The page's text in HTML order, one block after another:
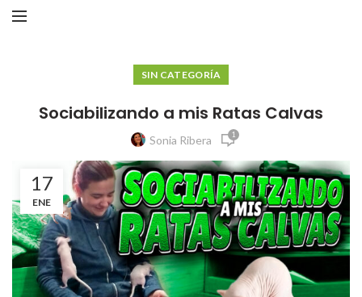
SIN CATEGORÍA
Sociabilizando a mis Ratas Calvas
Sonia Ribera 1
17
ENE